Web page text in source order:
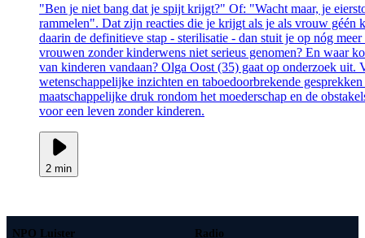
"Ben je niet bang dat je spijt krijgt?" Of: "Wacht maar, je
rammelen". Dat zijn reacties die je krijgt als je als vrouw géén
daarin de definitieve stap - sterilisatie - dan stuit je op nóg
vrouwen zonder kinderwens niet serieus genomen? En waar
van kinderen vandaan? Olga Oost (35) gaat op onderzoek uit.
wetenschappelijke inzichten en taboedoorbrekende
maatschappelijke druk rondom het moederschap en de
voor een leven zonder kinderen.
2 min
NPO Luister Radio